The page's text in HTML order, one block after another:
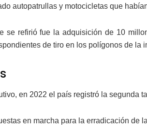
autopatrullas y motocicletas que
se refirió fue la adquisición de 10
de tiro en los polígonos de la
en 2022 el país registró la segunda
en marcha para la erradicación de